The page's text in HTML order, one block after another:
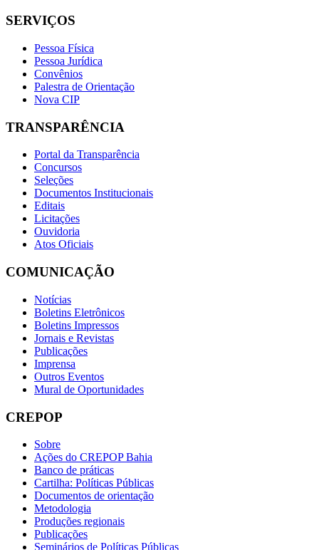
SERVIÇOS
Pessoa Física
Pessoa Jurídica
Convênios
Palestra de Orientação
Nova CIP
TRANSPARÊNCIA
Portal da Transparência
Concursos
Seleções
Documentos Institucionais
Editais
Licitações
Ouvidoria
Atos Oficiais
COMUNICAÇÃO
Notícias
Boletins Eletrônicos
Boletins Impressos
Jornais e Revistas
Publicações
Imprensa
Outros Eventos
Mural de Oportunidades
CREPOP
Sobre
Ações do CREPOP Bahia
Banco de práticas
Cartilha: Políticas Públicas
Documentos de orientação
Metodologia
Produções regionais
Publicações
Seminários de Políticas Públicas